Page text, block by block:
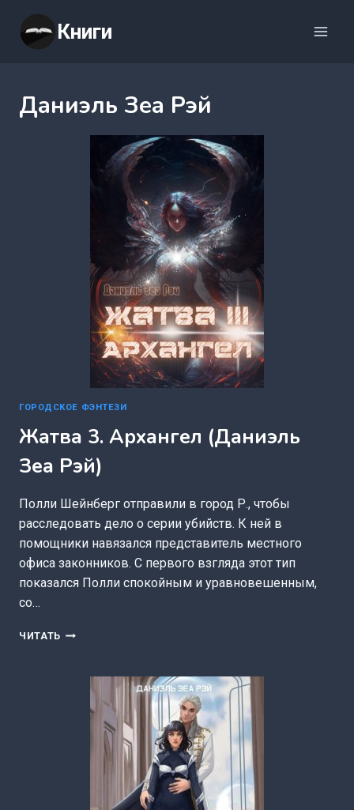
содержимому
Книги
Даниэль Зеа Рэй
ГОРОДСКОЕ ФЭНТЕЗИ
Жатва 3. Архангел (Даниэль
Зеа Рэй)
Полли Шейнберг отправили в город Р., чтобы
расследовать дело о серии убийств. К ней в
помощники навязался представитель местного
офиса законников. С первого взгляда этот тип
показался Полли спокойным и уравновешенным,
со…
ЧИТАТЬ ЖАТВА
(ДАНИЭЛЬ